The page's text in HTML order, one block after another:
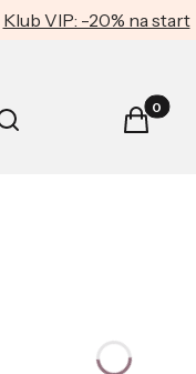
Klub VIP: -20% na start
Otwórz wyszukiwarkę
Szukaj Koszyk